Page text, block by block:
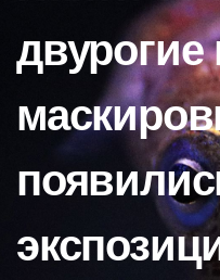
двурогие